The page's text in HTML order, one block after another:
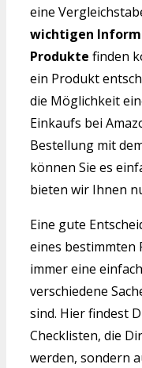
eine
wichtigen
Produkte finden
ein Produkt
die Möglichkeit
Einkaufs bei
Bestellung mit
können Sie es
bieten wir Ihnen
Eine gute
eines bestimmten
immer eine
verschiedene
sind. Hier findest
Checklisten, die
werden, sondern